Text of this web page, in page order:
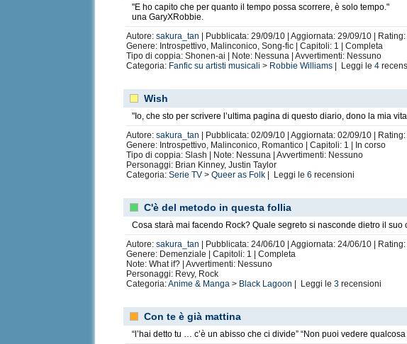
"E ho capito che per quanto il tempo possa scorrere, è solo tempo."
una GaryXRobbie.
Autore:sakura_tan
| Pubblicata: 29/09/10 | Aggiornata: 29/09/10 | Rating:
Genere: Introspettivo, Malinconico, Song-fic | Capitoli: 1 | Completa
Tipo di coppia: Shonen-ai | Note: Nessuna | Avvertimenti: Nessuno
Categoria: Fanfic su artisti musicali > Robbie Williams | Leggi le4
Wish
"Io, che sto per scrivere l’ultima pagina di questo diario, dono la mia
Autore:sakura_tan
| Pubblicata: 02/09/10 | Aggiornata: 02/09/10 |
Genere: Introspettivo, Malinconico, Romantico | Capitoli: 1 | In corso
Tipo di coppia: Slash | Note: Nessuna | Avvertimenti: Nessuno
Personaggi: Brian Kinney, Justin Taylor
Categoria:Serie TV >Queer as Folk | Leggi le6 recensioni
C'è del metodo in questa follia
Cosa starà mai facendo Rock? Quale segreto si nasconde dietro il
Autore:sakura_tan
| Pubblicata: 24/06/10 | Aggiornata: 24/06/10 | Rating:
Genere: Demenziale | Capitoli: 1 | Completa
Note: What if? | Avvertimenti: Nessuno
Personaggi: Revy, Rock
Categoria:Anime & Manga > Black Lagoon | Leggi le3 recensioni
Con te è già mattina
“l’hai detto tu … c’è un abisso che ci divide” “Non puoi vedere